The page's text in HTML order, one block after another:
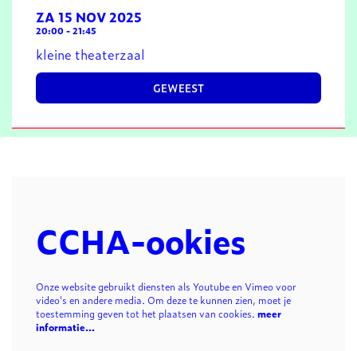
ZA 15 NOV 2025
20:00 -21:45
kleine theaterzaal
GEWEEST
CCHA-ookies
Onze website gebruikt diensten als Youtube en Vimeo voor
video's en andere media. Om deze te kunnen zien, moet je
toestemming geven tot het plaatsen van cookies. meer
informatie…